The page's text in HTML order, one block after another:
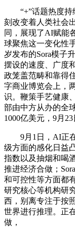
“+”话题热度持
刻改变着人类社会
同，展现了AI赋能
球聚焦这一变化性
岁发布的Sora模子
摆设的速度、广度
政笼盖范畴和靠得
字商业博览会上，
识。鞭策手艺健康
部由中方从办的全
1000亿美元，9月23
9月1日，AI正在
级方面的感化日益
指数以及抽烟和喝
推进经济合做；
和可控性等方面都
研究核心等机构研
西，别离专注于按
世界进行推理。正
做，